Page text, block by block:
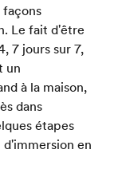
façons
Le fait d'être
7 jours sur 7,
un
à la maison,
dans
étapes
en